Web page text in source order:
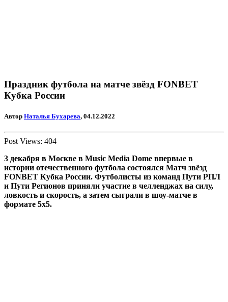
Праздник футбола на матче звёзд FONBET
Кубка России
Автор Наталья Бухарева, 04.12.2022
Post Views: 404
3 декабря в Москве в Music Media Dome впервые в
истории отечественного футбола состоялся Матч звёзд
FONBET Кубка России. Футболисты из команд Пути РПЛ
и Пути Регионов приняли участие в челленджах на силу,
ловкость и скорость, а затем сыграли в шоу-матче в
формате 5х5.